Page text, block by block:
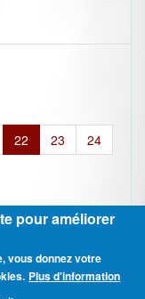
22 23
24
- Mentions légales
pour améliorer
vous donnez votre
Plus d'information